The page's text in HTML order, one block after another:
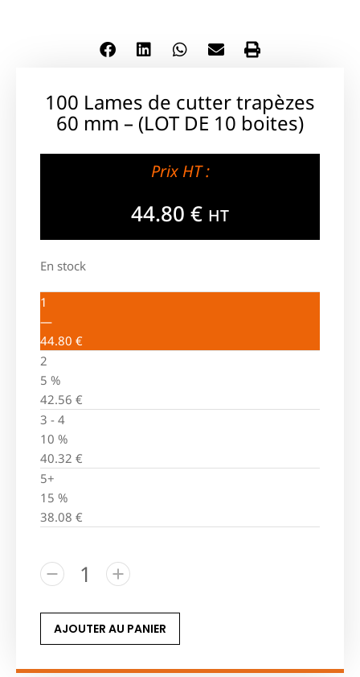
100 Lames de cutter trapèzes
60 mm – (LOT DE 10 boites)
Prix HT :
44.80 € HT
En stock
1
—
44.80 €
2
5 %
42.56 €
3 - 4
10 %
40.32 €
5+
15 %
38.08 €
AJOUTER AU PANIER